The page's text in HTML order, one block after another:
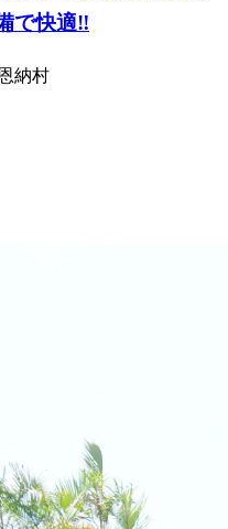
で快適‼️
納村